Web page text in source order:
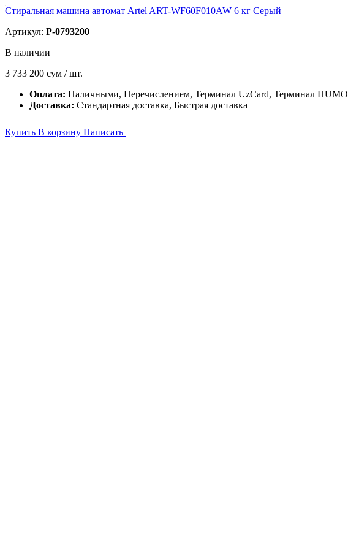
Стиральная машина автомат Artel ART-WF60F010AW 6 кг Серый
Артикул: P-0793200
В наличии
3 733 200 сум / шт.
Оплата: Наличными, Перечислением, Терминал UzCard, Терминал HUMO
Доставка: Стандартная доставка, Быстрая доставка
Купить В корзину Написать